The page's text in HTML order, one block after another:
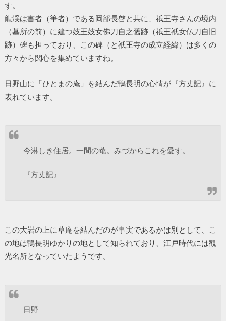
す。
龍渓は書者（筆者）である岡部長啓と共に、祇王寺さんの境内
（墓所の前）に建つ妓王妓女佛刀自之舊跡（祇王祇女仏刀自旧
跡）碑も担っており、この碑（と祇王寺の成立経緯）は多くの
方々から関心を集めていますね。
日野山に「ひとまの庵」を結んだ鴨長明の心情が『方丈記』に
表れています。
今淋しき住居。一間の菴。みづからこれを愛す。
『方丈記』
この大岩の上に草庵を結んだのが事実であるかは別として、こ
の地は鴨長明ゆかりの地として知られており、江戸時代には観
光名所となっていたようです。
日野